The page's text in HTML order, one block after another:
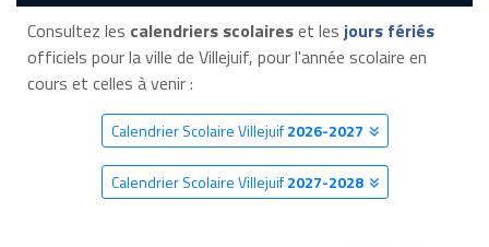
Consultez les calendriers scolaireset les jours fériés
officiels pour la ville de Villejuif, pour l'année scolaire en
cours et celles à venir :
Calendrier Scolaire Villejuif2026-2027
Calendrier Scolaire Villejuif2027-2028